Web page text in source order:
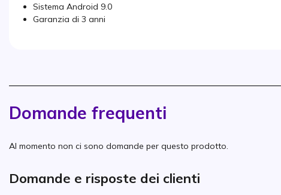
Sistema Android 9.0
Garanzia di 3 anni
Domande frequenti
Al momento non ci sono domande per questo prodotto.
Domande e risposte dei clienti